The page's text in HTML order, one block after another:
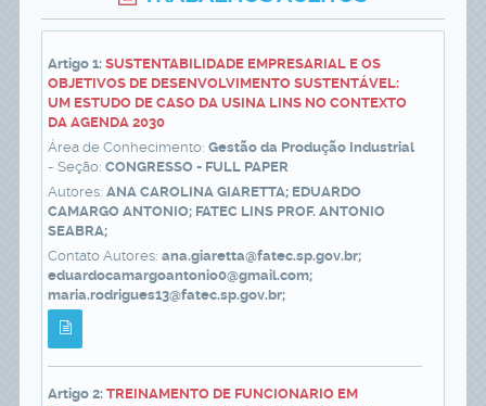
Artigo 1: SUSTENTABILIDADE EMPRESARIAL E OS
OBJETIVOS DE DESENVOLVIMENTO SUSTENTÁVEL:
UM ESTUDO DE CASO DA USINA LINS NO CONTEXTO
DA AGENDA 2030
Área de Conhecimento: Gestão da Produção Industrial
- Seção: CONGRESSO - FULL PAPER
Autores: ANA CAROLINA GIARETTA; EDUARDO
CAMARGO ANTONIO; FATEC LINS PROF. ANTONIO
SEABRA;
Contato Autores: ana.giaretta@fatec.sp.gov.br;
eduardocamargoantonio0@gmail.com;
maria.rodrigues13@fatec.sp.gov.br;
Artigo 2: TREINAMENTO DE FUNCIONARIO EM